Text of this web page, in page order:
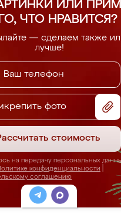
ИЛИ
ЧТО НРАВИТСЯ?
— сделаем также
лучше!
фото
стоимость
на передачу персональных
конфиденциальности
соглашению